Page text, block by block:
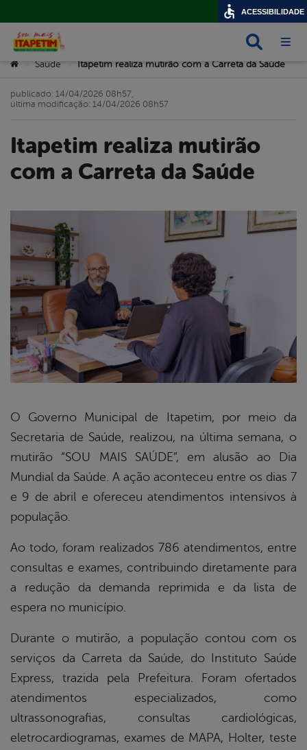
Você está aqui:
Saúde Itapetim realiza mutirão com a Carreta da Saúde
Itapetim realiza mutirão
com a Carreta da Saúde
publicado: 14/04/2026 08h57,
última modificação: 14/04/2026 08h57
O Governo Municipal de Itapetim, por meio da
Secretaria de Saúde, realizou, na última semana, o
mutirão “SOU MAIS SAÚDE”, em alusão ao Dia
Mundial da Saúde. A ação aconteceu entre os dias 7
e 9 de abril e ofereceu atendimentos intensivos à
população.
Ao todo, foram realizados 786 atendimentos, entre
consultas e exames, contribuindo diretamente para
a redução da demanda reprimida e da lista de
espera no município.
Durante o mutirão, a população contou com os
serviços da Carreta da Saúde, do Instituto Saúde
Express, trazida pela Prefeitura. Foram ofertados
atendimentos especializados, como
ultrassonografias, consultas cardiológicas,
eletrocardiogramas, exames de MAPA, Holter, teste
ACESSIBILIDADE